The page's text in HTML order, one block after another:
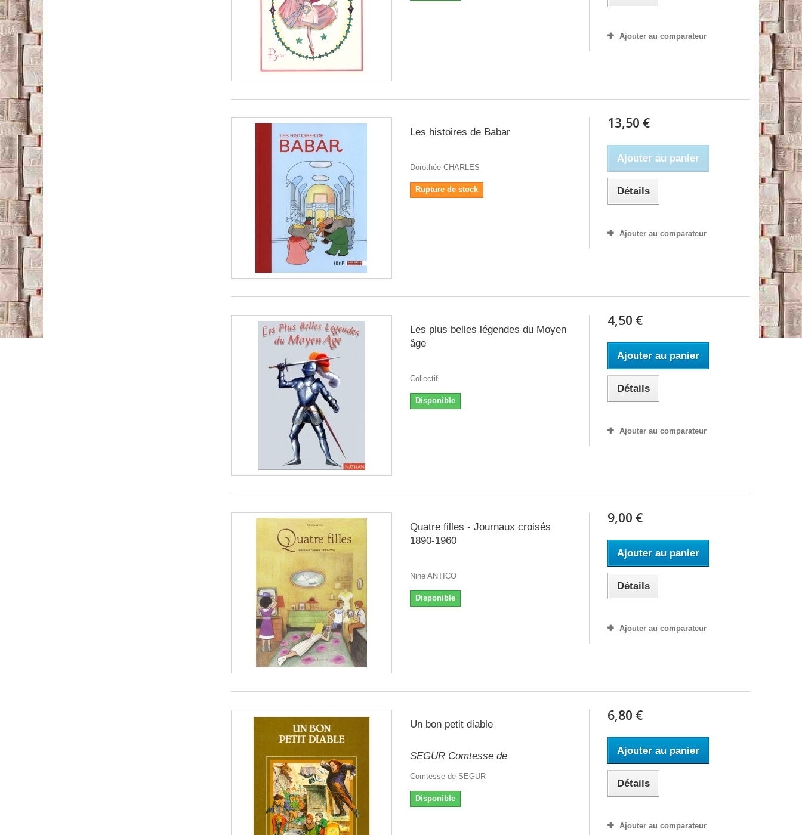
Ajouter au comparateur
Les histoires de Babar
Dorothée CHARLES
Rupture de stock
13,50 €
Ajouter au panier
Détails
Ajouter au comparateur
Les plus belles légendes du Moyen
âge
Collectif
Disponible
4,50 €
Ajouter au panier
Détails
Ajouter au comparateur
Quatre filles - Journaux croisés
1890-1960
Nine ANTICO
Disponible
9,00 €
Ajouter au panier
Détails
Ajouter au comparateur
Un bon petit diable
SEGUR Comtesse de
Comtesse de SEGUR
Disponible
6,80 €
Ajouter au panier
Détails
Ajouter au comparateur